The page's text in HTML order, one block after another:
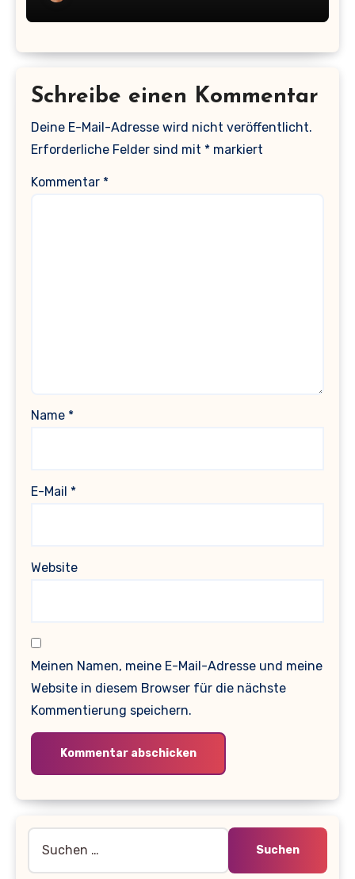
Schreibe einen Kommentar
Deine E-Mail-Adresse wird nicht veröffentlicht.
Erforderliche Felder sind mit * markiert
Kommentar *
Name *
E-Mail *
Website
Meinen Namen, meine E-Mail-Adresse und meine
Website in diesem Browser für die nächste
Kommentierung speichern.